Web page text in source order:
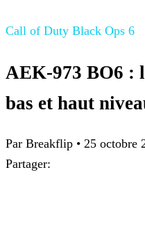
Call of Duty Black Ops 6
AEK-973 BO6 :
bas et haut
Par Breakflip • 25 octobre
Partager: